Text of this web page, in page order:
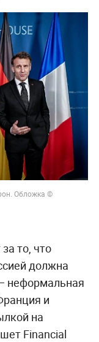
Обложка ©
то, что
должна
неформальная
и
на
Financial